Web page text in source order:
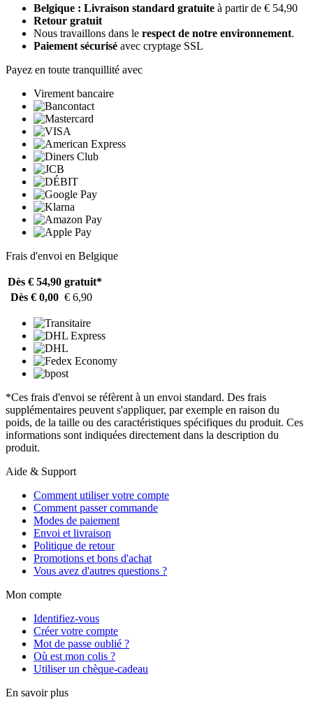
Belgique : Livraison standard gratuite à partir de € 54,90
Retour gratuit
Nous travaillons dans le respect de notre environnement.
Paiement sécurisé avec cryptage SSL
Payez en toute tranquillité avec
Virement bancaire
Frais d'envoi en Belgique
Dès € 54,90 gratuit*
Dès € 0,00 € 6,90
*Ces frais d'envoi se réfèrent à un envoi standard. Des frais
supplémentaires peuvent s'appliquer, par exemple en raison du
poids, de la taille ou des caractéristiques spécifiques du produit. Ces
informations sont indiquées directement dans la description du
produit.
Aide & Support
Comment utiliser votre compte
Comment passer commande
Modes de paiement
Envoi et livraison
Politique de retour
Promotions et bons d'achat
Vous avez d'autres questions ?
Mon compte
Identifiez-vous
Créer votre compte
Mot de passe oublié ?
Où est mon colis ?
Utiliser un chèque-cadeau
En savoir plus